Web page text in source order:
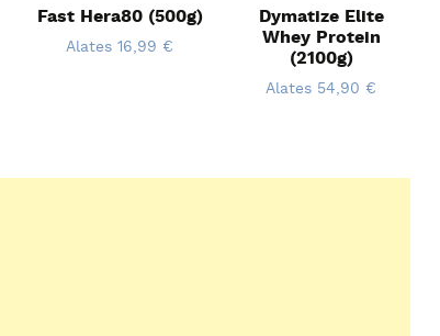
Fast Hera80 (500g)
Alates16,99 €
Dymatize Elite
Whey Protein
(2100g)
Alates 54,90 €